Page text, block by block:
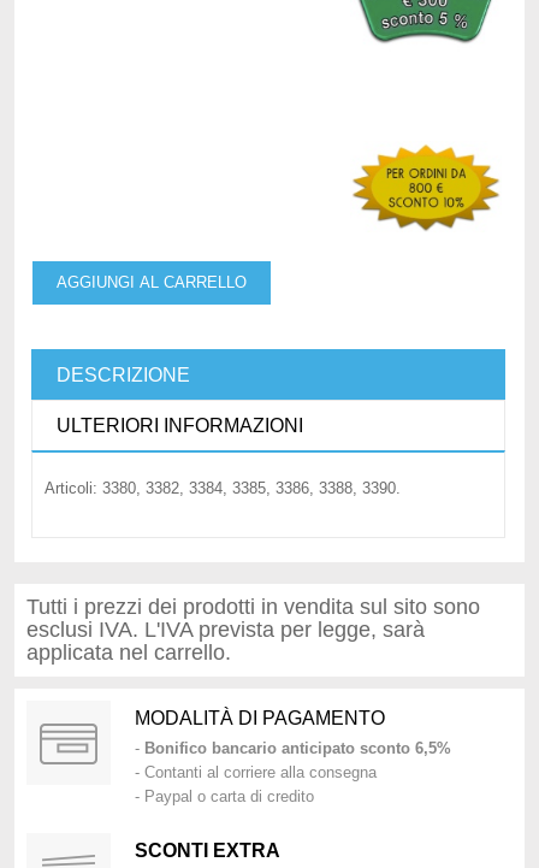
AGGIUNGI AL CARRELLO
DESCRIZIONE
ULTERIORI INFORMAZIONI
Articoli: 3380, 3382, 3384, 3385, 3386, 3388, 3390.
Tutti i prezzi dei prodotti in vendita sul sito sono
esclusi IVA. L'IVA prevista per legge, sarà
applicata nel carrello.
MODALITÀ DI PAGAMENTO
- Bonifico bancario anticipato sconto 6,5%
- Contanti al corriere alla consegna
- Paypal o carta di credito
SCONTI EXTRA